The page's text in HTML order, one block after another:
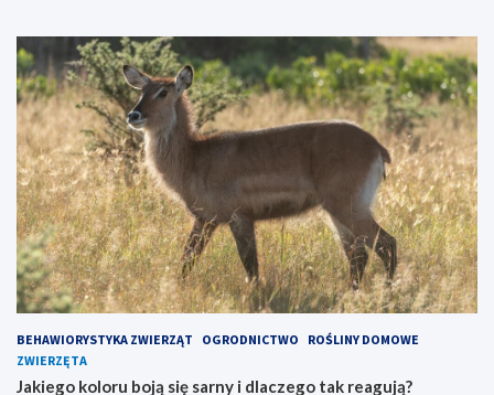
BEHAWIORYSTYKA ZWIERZĄT OGRODNICTWO
ROŚLINY DOMOWE
ZWIERZĘTA
Jakiego koloru boją się sarny i dlaczego tak reagują?